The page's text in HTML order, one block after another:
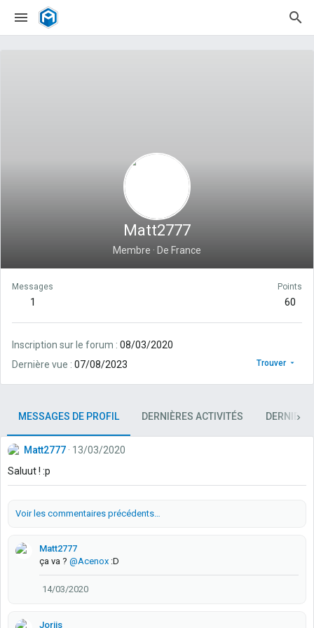
Matt2777
Membre · De France
Messages
1
Points
60
Inscription sur le forum
08/03/2020
Dernière vue
07/08/2023 Trouver
MESSAGES DE PROFIL DERNIÈRES ACTIVITÉS
Matt2777
13/03/2020
Saluut ! :p
Voir les commentaires précédents…
Matt2777
ça va ? @Acenox :D
14/03/2020
Joriis